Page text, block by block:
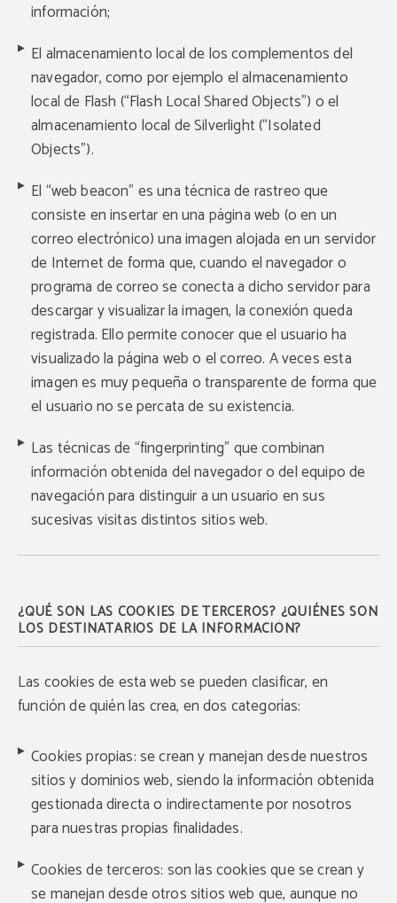
información;
El almacenamiento local de los complementos del
navegador, como por ejemplo el almacenamiento
local de Flash (“Flash Local Shared Objects”) o el
almacenamiento local de Silverlight (“Isolated
Objects”).
El “web beacon” es una técnica de rastreo que
consiste en insertar en una página web (o en un
correo electrónico) una imagen alojada en un servidor
de Internet de forma que, cuando el navegador o
programa de correo se conecta a dicho servidor para
descargar y visualizar la imagen, la conexión queda
registrada. Ello permite conocer que el usuario ha
visualizado la página web o el correo. A veces esta
imagen es muy pequeña o transparente de forma que
el usuario no se percata de su existencia.
Las técnicas de “fingerprinting” que combinan
información obtenida del navegador o del equipo de
navegación para distinguir a un usuario en sus
sucesivas visitas distintos sitios web.
¿QUÉ SON LAS COOKIES DE TERCEROS? ¿QUIÉNES SON
LOS DESTINATARIOS DE LA INFORMACIÓN?
Las cookies de esta web se pueden clasificar, en
función de quién las crea, en dos categorías:
Cookies propias: se crean y manejan desde nuestros
sitios y dominios web, siendo la información obtenida
gestionada directa o indirectamente por nosotros
para nuestras propias finalidades.
Cookies de terceros: son las cookies que se crean y
se manejan desde otros sitios web que, aunque no